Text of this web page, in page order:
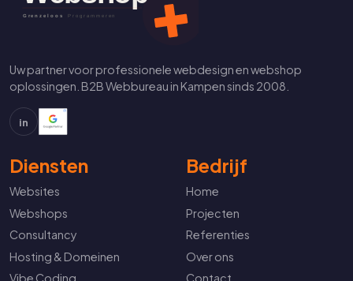
Uw partner voor professionele webdesign en webshop
oplossingen. B2B Webbureau in Kampen sinds 2008.
in
Diensten
Websites
Webshops
Consultancy
Hosting & Domeinen
Vibe Coding
Bedrijf
Home
Projecten
Referenties
Over ons
Contact